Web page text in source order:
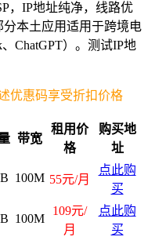
，IP地址纯净，线路优
本土应用适用于跨境电
ChatGPT）。测试IP地
优惠码享受折扣价格
带宽
租用价
格
购买地
址
100M 55元/月
点此购
买
100M
109元/
月
点此购
买